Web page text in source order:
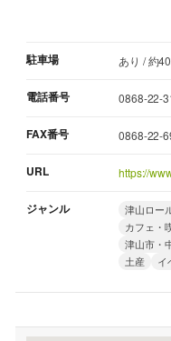
駐車場 あり / 約
電話番号 0868-22-
FAX番号 0868-22-
URL https://
ジャンル 津山ロー
カフェ・
津山市・
土産
イ